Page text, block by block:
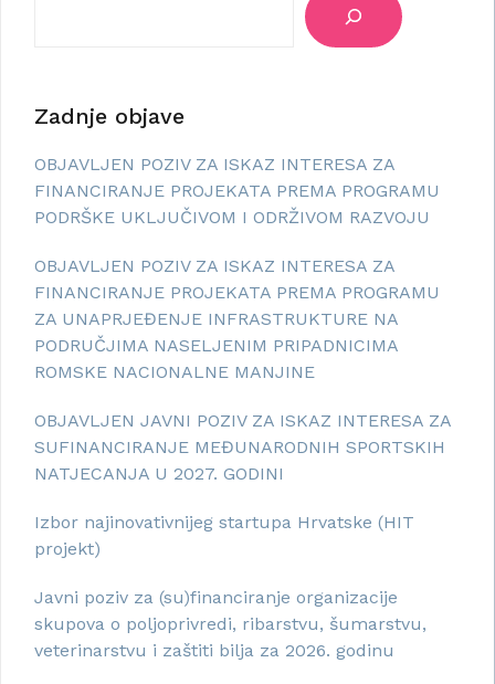
Zadnje objave
OBJAVLJEN POZIV ZA ISKAZ INTERESA ZA
FINANCIRANJE PROJEKATA PREMA PROGRAMU
PODRŠKE UKLJUČIVOM I ODRŽIVOM RAZVOJU
OBJAVLJEN POZIV ZA ISKAZ INTERESA ZA
FINANCIRANJE PROJEKATA PREMA PROGRAMU
ZA UNAPRJEĐENJE INFRASTRUKTURE NA
PODRUČJIMA NASELJENIM PRIPADNICIMA
ROMSKE NACIONALNE MANJINE
OBJAVLJEN JAVNI POZIV ZA ISKAZ INTERESA ZA
SUFINANCIRANJE MEĐUNARODNIH SPORTSKIH
NATJECANJA U 2027. GODINI
Izbor najinovativnijeg startupa Hrvatske (HIT
projekt)
Javni poziv za (su)financiranje organizacije
skupova o poljoprivredi, ribarstvu, šumarstvu,
veterinarstvu i zaštiti bilja za 2026. godinu